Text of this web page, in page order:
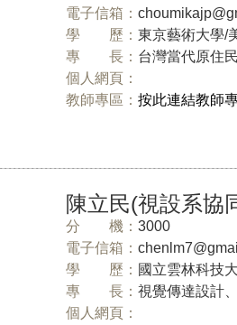
電子信箱：
學 歷： 東京藝術大學/
專 長： 台灣當代原住
個人網頁：
教師專區： 按此連結教師
陳立民(視設系協
分 機： 3000
電子信箱：
學 歷： 國立雲林科技
專 長： 視覺傳達設計
個人網頁：